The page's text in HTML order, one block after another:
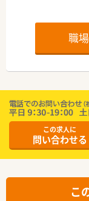
職
この求人に
問い合わせる
こ